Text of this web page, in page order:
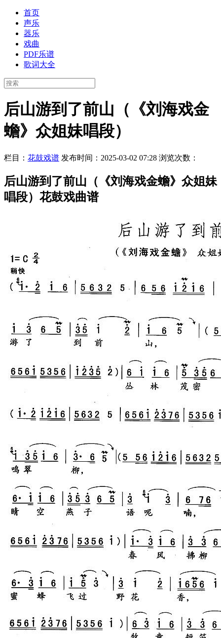
首页
声乐
器乐
戏曲
PDF乐谱
歌词大全
后山游到了前山（《刘海戏金
蟾》众姐妹唱段）
栏目： 花鼓戏谱 发布时间：2025-03-02 07:28 浏览次数：
后山游到了前山（《刘海戏金蟾》众姐妹
唱段）花鼓戏曲谱